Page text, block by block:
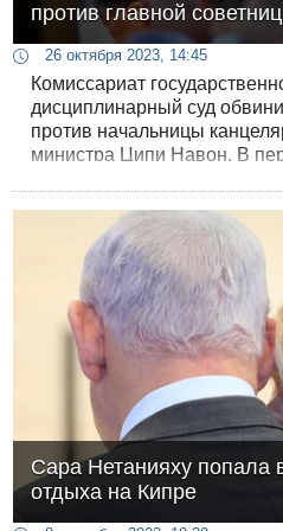
против главной
26 октября 2023, 14:45
Комиссариат
дисциплинарный суд
против начальницы
министра Ципи Навон. В
госслужбы потребовал ее
премьер-министра не
Сара Нетанияху попала
отдыха на Кипре